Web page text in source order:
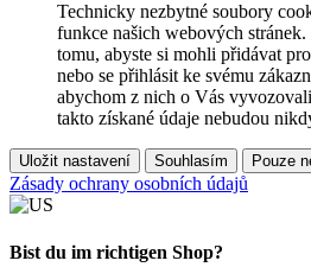
Technicky nezbytné soubory
funkce našich webových
tomu, abyste si mohli přidávat
nebo se přihlásit ke svému
abychom z nich o Vás
takto získané údaje nebudou
Uložit nastavení Souhlasím Pouze
Zásady ochrany osobních údajů
Bist du im richtigen Shop?